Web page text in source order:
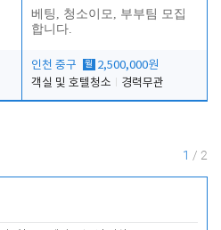
베팅, 청소이모, 부부팀 모집
합니다.
인천 중구 월 2,500,000원
객실 및 호텔청소
경력무관
1 / 2